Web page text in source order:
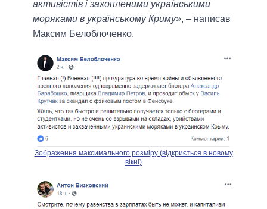
активістів і захопленими українськими
моряками в українському Криму», – написав
Максим Белоблоченко.
Зображення максимального розміру (відкриється в новому
вікні)